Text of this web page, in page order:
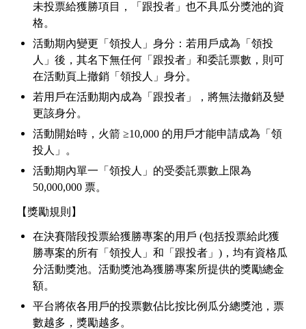
未投票給獲勝項目，「跟投者」也不具瓜分獎池的資
格。
活動期內變更「領投人」身分：若用戶成為「領投
人」後，其名下無任何「跟投者」和委託票數，則可
在活動頁上撤銷「領投人」身分。
若用戶在活動期內成為「跟投者」，將無法撤銷及變
更該身分。
活動開始時，火箭 ≥10,000 的用戶才能申請成為「領
投人」。
活動期內單一「領投人」的受委託票數上限為
50,000,000 票。
【獎勵規則】
在決賽階段投票給獲勝專案的用戶 (包括投票給此獲
勝專案的所有「領投人」和「跟投者」)，均有資格瓜
分活動獎池。活動獎池為獲勝專案所提供的獎勵總金
額。
平台將依各用戶的投票數佔比按比例瓜分總獎池，票
數越多，獎勵越多。